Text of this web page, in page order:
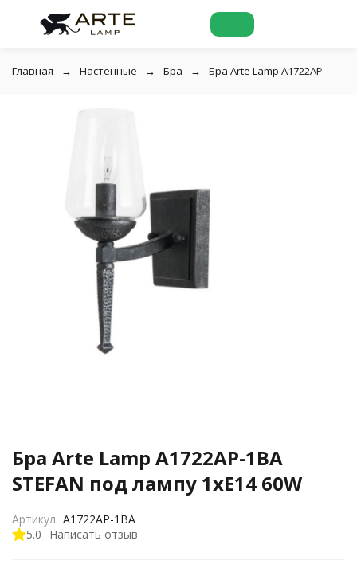
Главная Настенные Бра Бра Arte Lamp A1722AP-1BA
Бра Arte Lamp A1722AP-1BA
STEFAN под лампу 1xE14 60W
5.0 Написать отзыв
Артикул: A1722AP-1BA